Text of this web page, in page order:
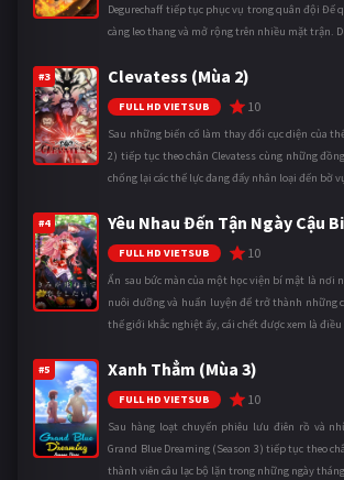
Degurechaff tiếp tục phục vụ trong quân đội Đế
càng leo thang và mở rộng trên nhiều mặt trận.
#3 Clevatess (Mùa 2)
FULL HD VIETSUB 10
Sau những biến cố làm thay đổi cục diện của
2) tiếp tục theo chân Clevatess cùng những
chống lại các thế lực đang đẩy nhân loại đến bờ
#4 Yêu Nhau Đến Tận Ngày Cậu
FULL HD VIETSUB 10
Ẩn sau bức màn của một học viện bí mật là nơi
nuôi dưỡng và huấn luyện để trở thành những
thế giới khắc nghiệt ấy, cái chết được xem là
#5 Xanh Thẳm (Mùa 3)
FULL HD VIETSUB 10
Sau hàng loạt chuyến phiêu lưu điên rồ và
Grand Blue Dreaming (Season 3) tiếp tục theo
thành viên câu lạc bộ lặn trong những ngày